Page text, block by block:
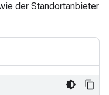
der Standortanbieter